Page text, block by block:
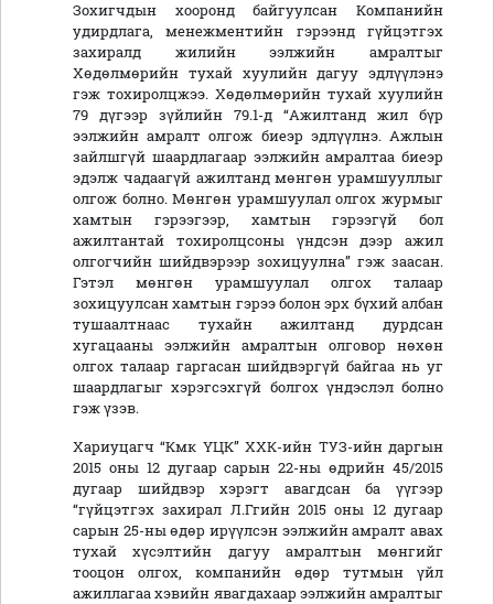
Зохигчдын хооронд байгуулсан Компанийн
удирдлага, менежментийн гэрээнд гүйцэтгэх
захиралд жилийн ээлжийн амралтыг
Хөдөлмөрийн тухай хуулийн дагуу эдлүүлэнэ
гэж тохиролцжээ. Хөдөлмөрийн тухай хуулийн
79 дүгээр зүйлийн 79.1-д “Ажилтанд жил бүр
ээлжийн амралт олгож биеэр эдлүүлнэ. Ажлын
зайлшгүй шаардлагаар ээлжийн амралтаа биеэр
эдэлж чадаагүй ажилтанд мөнгөн урамшууллыг
олгож болно. Мөнгөн урамшуулал олгох журмыг
хамтын гэрээгээр, хамтын гэрээгүй бол
ажилтантай тохиролцсоны үндсэн дээр ажил
олгогчийн шийдвэрээр зохицуулна” гэж заасан.
Гэтэл мөнгөн урамшуулал олгох талаар
зохицуулсан хамтын гэрээ болон эрх бүхий албан
тушаалтнаас тухайн ажилтанд дурдсан
хугацааны ээлжийн амралтын олговор нөхөн
олгох талаар гаргасан шийдвэргүй байгаа нь уг
шаардлагыг хэрэгсэхгүй болгох үндэслэл болно
гэж үзэв.
Хариуцагч “Кмк ҮЦК” ХХК-ийн ТУЗ-ийн даргын
2015 оны 12 дугаар сарын 22-ны өдрийн 45/2015
дугаар шийдвэр хэрэгт авагдсан ба үүгээр
“гүйцэтгэх захирал Л.Ггийн 2015 оны 12 дугаар
сарын 25-ны өдөр ирүүлсэн ээлжийн амралт авах
тухай хүсэлтийн дагуу амралтын мөнгийг
тооцон олгох, компанийн өдөр тутмын үйл
ажиллагаа хэвийн явагдахаар ээлжийн амралтыг